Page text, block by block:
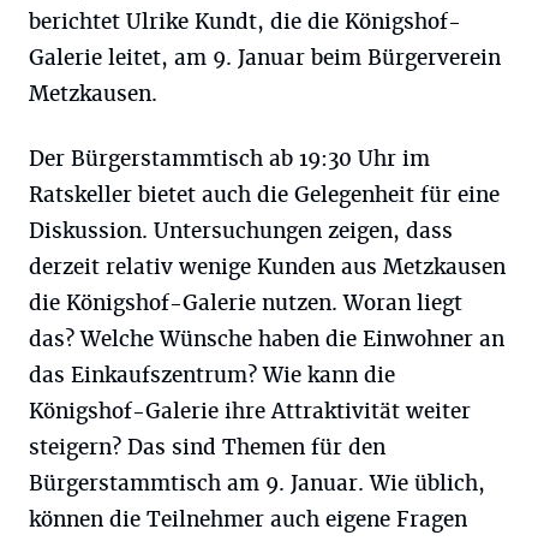
berichtet Ulrike Kundt, die die Königshof-
Galerie leitet, am 9. Januar beim Bürgerverein
Metzkausen.
Der Bürgerstammtisch ab 19:30 Uhr im
Ratskeller bietet auch die Gelegenheit für eine
Diskussion. Untersuchungen zeigen, dass
derzeit relativ wenige Kunden aus Metzkausen
die Königshof-Galerie nutzen. Woran liegt
das? Welche Wünsche haben die Einwohner an
das Einkaufszentrum? Wie kann die
Königshof-Galerie ihre Attraktivität weiter
steigern? Das sind Themen für den
Bürgerstammtisch am 9. Januar. Wie üblich,
können die Teilnehmer auch eigene Fragen